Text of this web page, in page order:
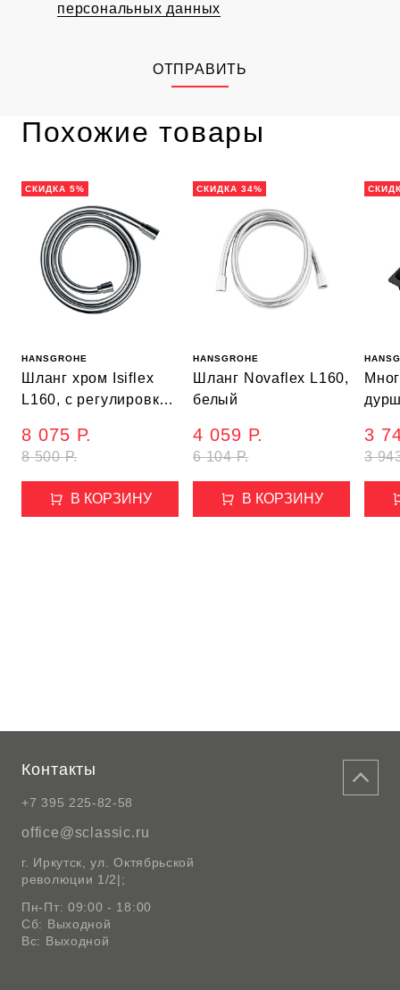
персональных данных
ОТПРАВИТЬ
Похожие товары
СКИДКА 5%
HANSGROHE
Шланг хром Isiflex
L160, с регулировкой
8 500 Р.
8 075 Р.
В КОРЗИНУ
СКИДКА 34%
HANSGROHE
Шланг Novaflex L160,
белый
6 104 Р.
4 059 Р.
В КОРЗИНУ
3
3
Контакты
+7 395 225-82-58
office@sclassic.ru
г. Иркутск, ул. Октябрьской
революции 1/2|;
Пн-Пт: 09:00 - 18:00
Сб: Выходной
Вс: Выходной